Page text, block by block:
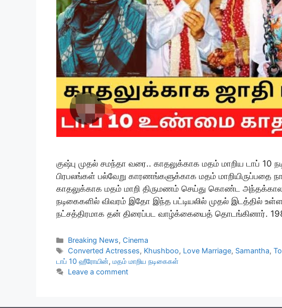
குஷ்பு முதல் சமந்தா வரை.. காதலுக்காக மதம் மாறிய டாப் 10
பிரபலங்கள் பல்வேறு காரணங்களுக்காக மதம் மாறியிருப்பதை
காதலுக்காக மதம் மாறி திருமணம் செய்து கொண்ட
நடிகைகளில் விவரம் இதோ இந்த பட்டியலில் முதல் இடத்தில்
நட்சத்திரமாக தன் திரைப்பட வாழ்க்கையைத் தொடங்கினார்.
Categories
Breaking News, Cinema
Tags
Converted Actresses, Khushboo, Love Marriage, Samantha,
டாப் 10 ஹீரோயின், மதம் மாறிய நடிகைகள்
Leave a comment